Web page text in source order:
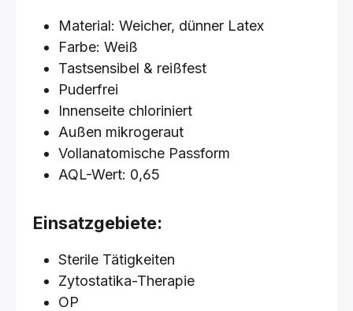
Material: Weicher, dünner Latex
Farbe: Weiß
Tastsensibel & reißfest
Puderfrei
Innenseite chloriniert
Außen mikrogeraut
Vollanatomische Passform
AQL-Wert: 0,65
Einsatzgebiete:
Sterile Tätigkeiten
Zytostatika-Therapie
OP